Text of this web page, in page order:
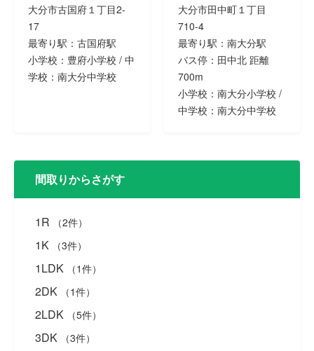
大分市古国府１丁目2-
17
最寄り駅：古国府駅
小学校：豊府小学校 / 中
学校：南大分中学校
大分市田中町１丁目
710-4
最寄り駅：南大分駅
バス停：田中北 距離
700m
小学校：南大分小学校 /
中学校：南大分中学校
間取りからさがす
1R （2件）
1K （3件）
1LDK （1件）
2DK （1件）
2LDK （5件）
3DK （3件）